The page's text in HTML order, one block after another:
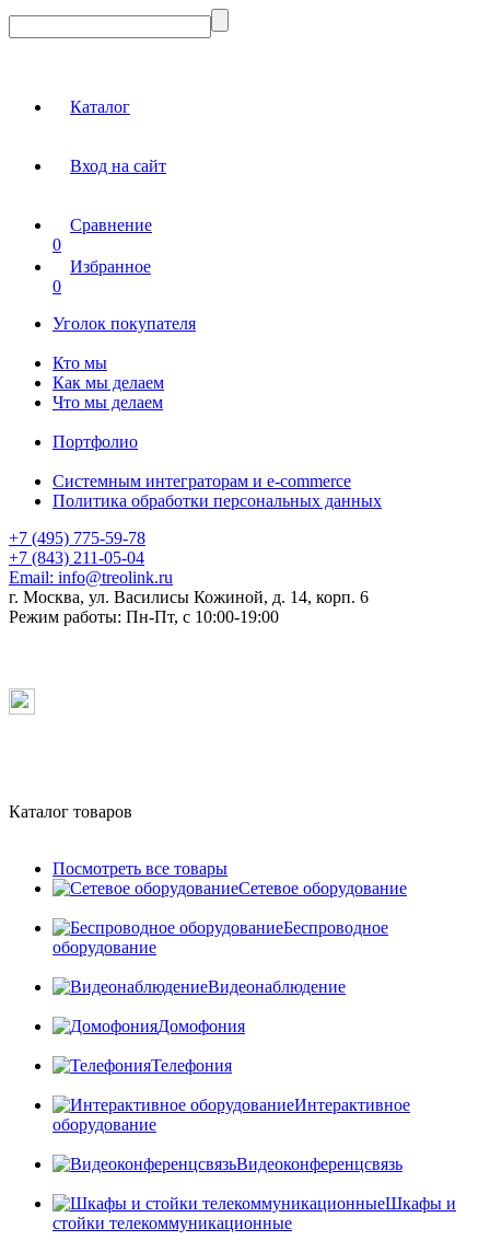
Каталог
Вход на сайт
Сравнение
0
Избранное
0
Уголок покупателя
Кто мы
Как мы делаем
Что мы делаем
Портфолио
Системным интеграторам и e-commerce
Политика обработки персональных данных
+7 (495) 775-59-78
+7 (843) 211-05-04
Email: info@treolink.ru
г. Москва, ул. Василисы Кожиной, д. 14, корп. 6
Режим работы: Пн-Пт, с 10:00-19:00
Каталог товаров
Посмотреть все товары
Сетевое оборудование
Беспроводное
оборудование
Видеонаблюдение
Домофония
Телефония
Интерактивное
оборудование
Видеоконференцсвязь
Шкафы и
стойки телекоммуникационные